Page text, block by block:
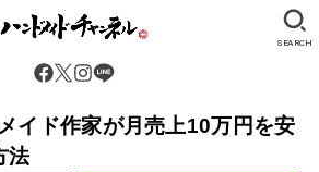
SEARCH
イド作家が月売上10万円を安
法